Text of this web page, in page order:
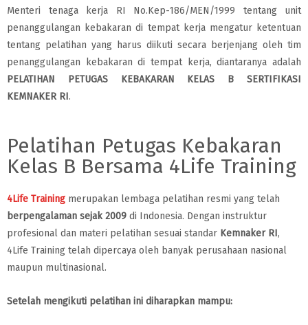
Menteri tenaga kerja RI No.Kep-186/MEN/1999 tentang unit
penanggulangan kebakaran di tempat kerja mengatur ketentuan
tentang pelatihan yang harus diikuti secara berjenjang oleh tim
penanggulangan kebakaran di tempat kerja, diantaranya adalah
PELATIHAN PETUGAS KEBAKARAN KELAS B SERTIFIKASI
KEMNAKER RI.
Pelatihan Petugas Kebakaran
Kelas B Bersama 4Life Training
4Life Training merupakan lembaga pelatihan resmi yang telah
berpengalaman sejak 2009 di Indonesia. Dengan instruktur
profesional dan materi pelatihan sesuai standar Kemnaker RI,
4Life Training telah dipercaya oleh banyak perusahaan nasional
maupun multinasional.
Setelah mengikuti pelatihan ini diharapkan mampu: